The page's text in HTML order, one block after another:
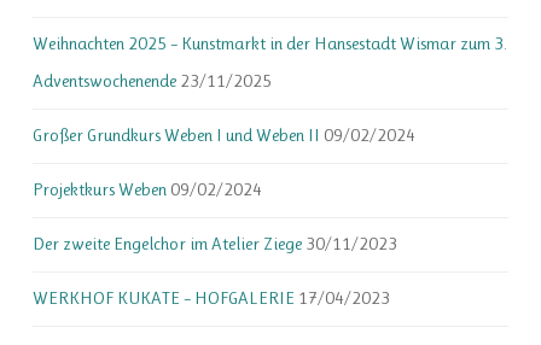
Weihnachten 2025 – Kunstmarkt in der Hansestadt Wismar zum 3.
Adventswochenende 23/11/2025
Großer Grundkurs Weben I und Weben II 09/02/2024
Projektkurs Weben 09/02/2024
Der zweite Engelchor im Atelier Ziege 30/11/2023
WERKHOF KUKATE – HOFGALERIE 17/04/2023